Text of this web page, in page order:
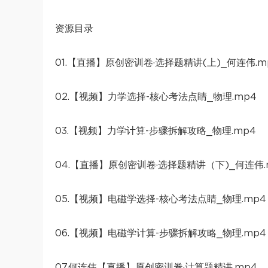
资源目录
01.【直播】原创密训卷·选择题精讲(上)_何连伟
02.【视频】力学选择-核心考法点睛_物理.mp4
03.【视频】力学计算-步骤拆解攻略_物理.mp4
04.【直播】原创密训卷·选择题精讲（下)_何连
05.【视频】电磁学选择-核心考法点睛_物理.mp4
06.【视频】电磁学计算-步骤拆解攻略_物理.mp4